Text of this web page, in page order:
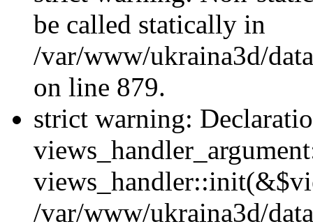
be called statically in
/var/www/ukraina3d/
on line 879.
strict warning:
/var/www/ukraina3d/